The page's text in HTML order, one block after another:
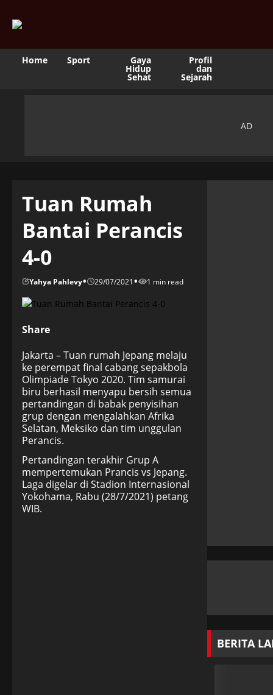
Home Sport Gaya
Hidup
Sehat
Profil
dan
Sejarah
Tuan Rumah
Bantai Perancis
4-0
Yahya Pahlevy• 29/07/2021• 1 min read
Share
Jakarta – Tuan rumah Jepang melaju
ke perempat final cabang sepakbola
Olimpiade Tokyo 2020. Tim samurai
biru berhasil menyapu bersih semua
pertandingan di babak penyisihan
grup dengan mengalahkan Afrika
Selatan, Meksiko dan tim unggulan
Perancis.
Pertandingan terakhir Grup A
mempertemukan Prancis vs Jepang.
Laga digelar di Stadion Internasional
Yokohama, Rabu (28/7/2021) petang
WIB.
BERITA